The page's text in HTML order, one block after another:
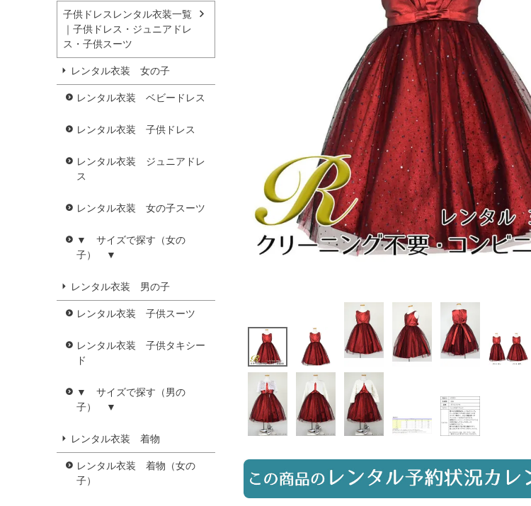
10:00–18:00（完全予約制）
月曜日
店舗を予約する → スタジ
子供ドレスレンタル衣装一覧
｜子供ドレス・ジュニアドレ
ス・子供スーツ
レンタル衣装 女の子
レンタル衣装 ベビードレス
レンタル衣装 子供ドレス
レンタル衣装 ジュニアドレ
ス
レンタル衣装 女の子スーツ
▼ サイズで探す（女の
子） ▼
レンタル衣装 男の子
レンタル衣装 子供スーツ
レンタル衣装 子供タキシー
ド
▼ サイズで探す（男の
子） ▼
レンタル衣装 着物
レンタル衣装 着物（女の
子）